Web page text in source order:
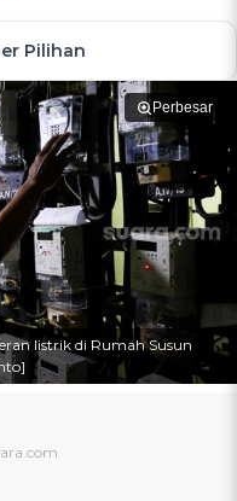
Pilihan
Perbesar
listrik di Rumah Susun